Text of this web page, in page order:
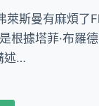
萊斯曼有麻煩了
根據塔菲·布羅
述…